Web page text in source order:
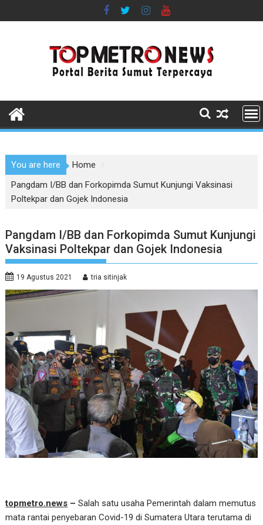
to
You are here
Home
Pangdam I/BB dan Forkopimda Sumut Kunjungi Vaksinasi
Poltekpar dan Gojek Indonesia
Pangdam I/BB dan Forkopimda Sumut Kunjungi
Vaksinasi Poltekpar dan Gojek Indonesia
19 Agustus 2021 tria sitinjak
topmetro.news – Salah satu usaha Pemerintah dalam memutus
mata rantai penyebaran Covid-19 di Sumatera Utara terutama di